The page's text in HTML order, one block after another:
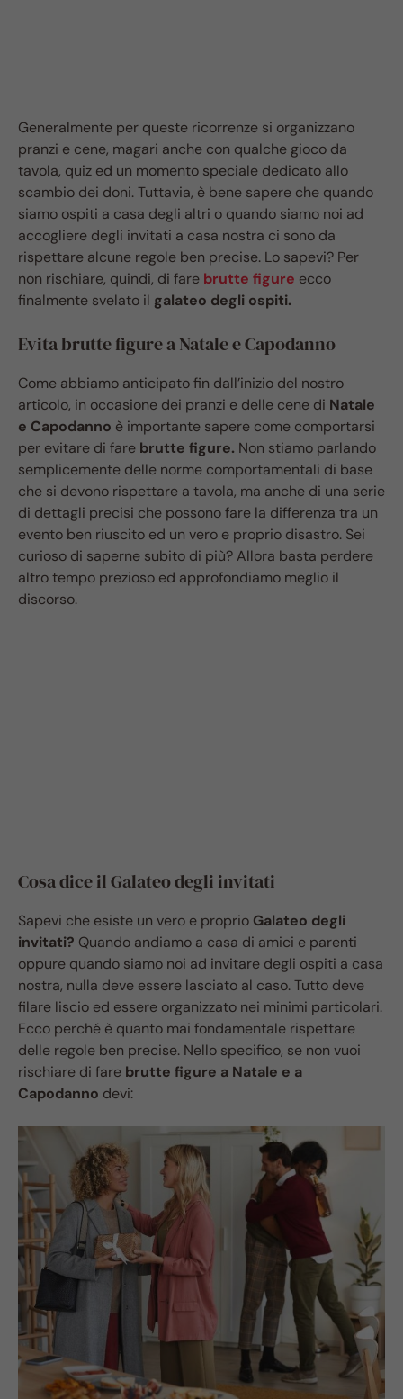
Generalmente per queste ricorrenze si organizzano
pranzi e cene, magari anche con qualche gioco da
tavola, quiz ed un momento speciale dedicato allo
scambio dei doni. Tuttavia, è bene sapere che quando
siamo ospiti a casa degli altri o quando siamo noi ad
accogliere degli invitati a casa nostra ci sono da
rispettare alcune regole ben precise. Lo sapevi? Per
non rischiare, quindi, di fare brutte figure ecco
finalmente svelato il galateo degli ospiti.
Evita brutte figure a Natale e Capodanno
Come abbiamo anticipato fin dall’inizio del nostro
articolo, in occasione dei pranzi e delle cene di Natale
e Capodanno è importante sapere come comportarsi
per evitare di fare brutte figure. Non stiamo parlando
semplicemente delle norme comportamentali di base
che si devono rispettare a tavola, ma anche di una serie
di dettagli precisi che possono fare la differenza tra un
evento ben riuscito ed un vero e proprio disastro. Sei
curioso di saperne subito di più? Allora basta perdere
altro tempo prezioso ed approfondiamo meglio il
discorso.
Cosa dice il Galateo degli invitati
Sapevi che esiste un vero e proprio Galateo degli
invitati? Quando andiamo a casa di amici e parenti
oppure quando siamo noi ad invitare degli ospiti a casa
nostra, nulla deve essere lasciato al caso. Tutto deve
filare liscio ed essere organizzato nei minimi particolari.
Ecco perché è quanto mai fondamentale rispettare
delle regole ben precise. Nello specifico, se non vuoi
rischiare di fare brutte figure a Natale e a
Capodanno devi: